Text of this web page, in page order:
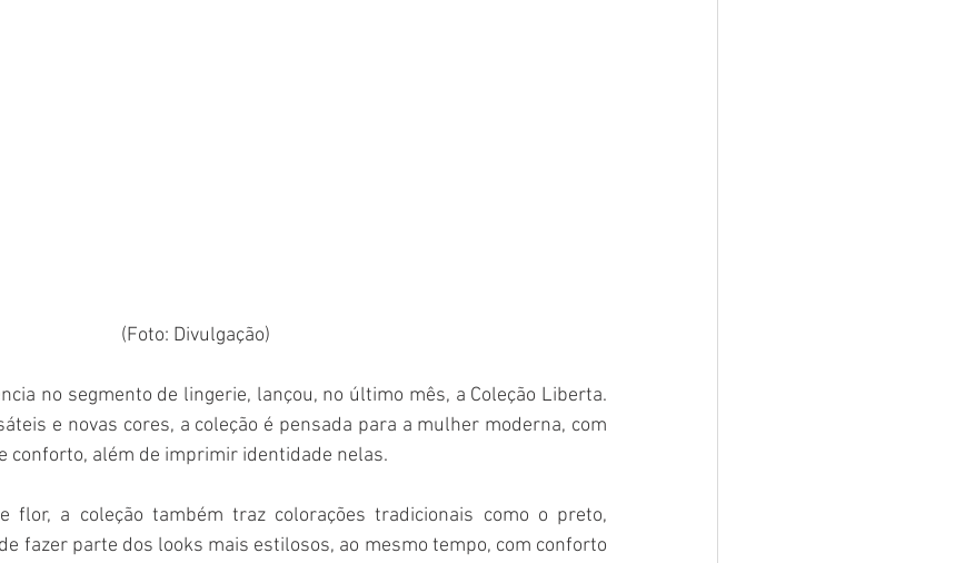
(Foto: Divulgação)
no segmento de lingerie, lançou, no último mês, a Coleção Liberta.
e novas cores, a coleção é pensada para a mulher moderna, com
conforto, além de imprimir identidade nelas.
flor, a coleção também traz colorações tradicionais como o preto,
fazer parte dos looks mais estilosos, ao mesmo tempo, com conforto